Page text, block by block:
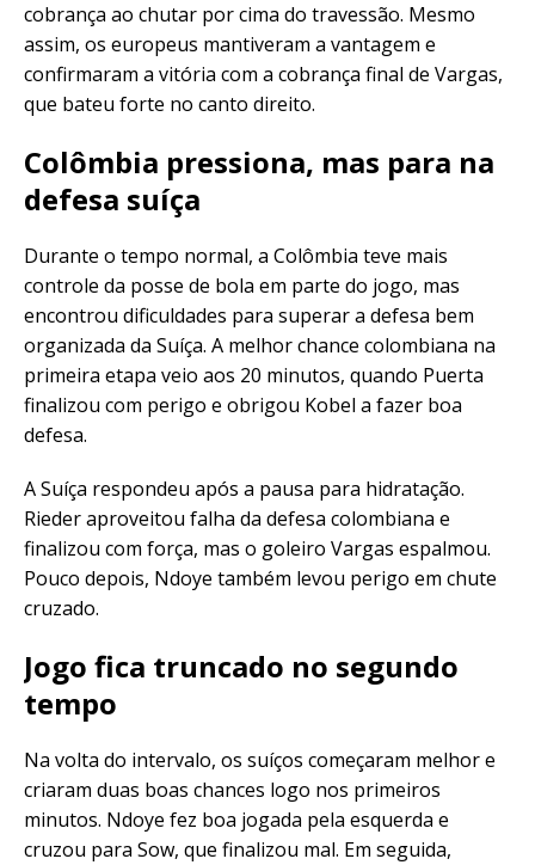
cobrança ao chutar por cima do travessão. Mesmo
assim, os europeus mantiveram a vantagem e
confirmaram a vitória com a cobrança final de Vargas,
que bateu forte no canto direito.
Colômbia pressiona, mas para na
defesa suíça
Durante o tempo normal, a Colômbia teve mais
controle da posse de bola em parte do jogo, mas
encontrou dificuldades para superar a defesa bem
organizada da Suíça. A melhor chance colombiana na
primeira etapa veio aos 20 minutos, quando Puerta
finalizou com perigo e obrigou Kobel a fazer boa
defesa.
A Suíça respondeu após a pausa para hidratação.
Rieder aproveitou falha da defesa colombiana e
finalizou com força, mas o goleiro Vargas espalmou.
Pouco depois, Ndoye também levou perigo em chute
cruzado.
Jogo fica truncado no segundo
tempo
Na volta do intervalo, os suíços começaram melhor e
criaram duas boas chances logo nos primeiros
minutos. Ndoye fez boa jogada pela esquerda e
cruzou para Sow, que finalizou mal. Em seguida,